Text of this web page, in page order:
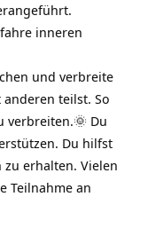
inneren
und verbreite
teilst. So
verbreiten.🌞 Du
Du hilfst
erhalten. Vielen
Teilnahme an